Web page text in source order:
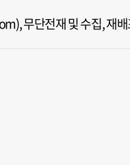
무단전재 및 수집, 재